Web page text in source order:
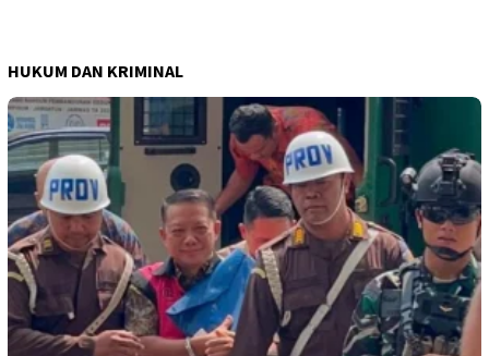
HUKUM DAN KRIMINAL